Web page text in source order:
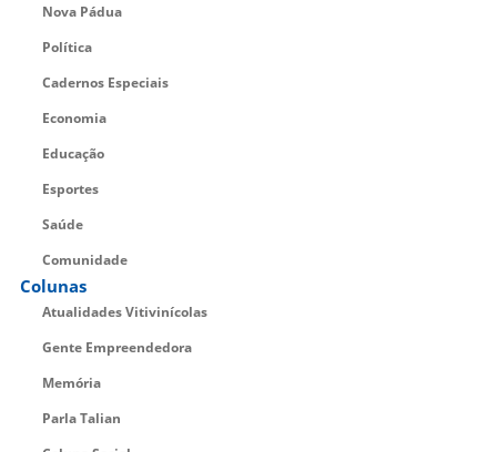
Nova Pádua
Política
Cadernos Especiais
Economia
Educação
Esportes
Saúde
Comunidade
Colunas
Atualidades Vitivinícolas
Gente Empreendedora
Memória
Parla Talian